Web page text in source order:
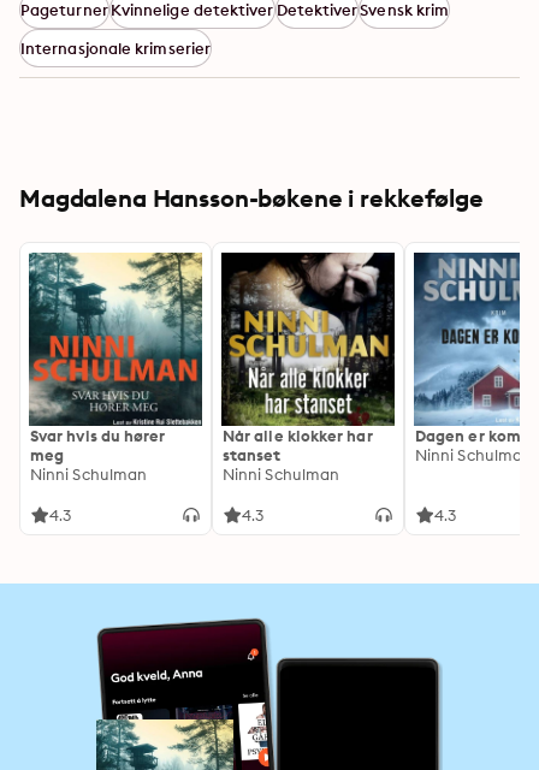
PageturnerKvinnelige detektiverDetektiverSvensk krim
Internasjonale krimserier
Magdalena Hansson-bøkene i rekkefølge
Svar hvis du hører
meg
Ninni Schulman
4.3
Når alle klokker har
stanset
Ninni Schulman
4.3
Dagen er
Ninni Schulman
4.3